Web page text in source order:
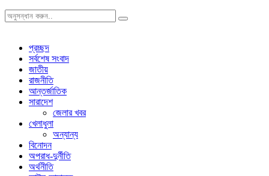
প্রচ্ছদ
সর্বশেষ সংবাদ
জাতীয়
রাজনীতি
আন্তর্জাতিক
সারাদেশ
জেলার খবর
খেলাধুলা
অন্যান্য
বিনোদন
অপরাধ-দুর্নীতি
অর্থনীতি